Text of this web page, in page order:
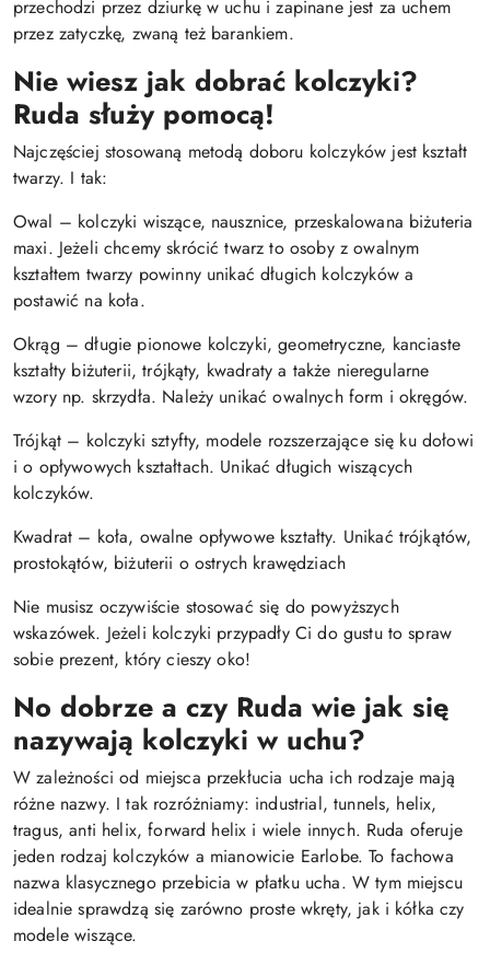
przechodzi przez dziurkę w uchu i zapinane jest za uchem
przez zatyczkę, zwaną też barankiem.
Nie wiesz jak dobrać kolczyki?
Ruda służy pomocą!
Najczęściej stosowaną metodą doboru kolczyków jest kształt
twarzy. I tak:
Owal – kolczyki wiszące, nausznice, przeskalowana biżuteria
maxi. Jeżeli chcemy skrócić twarz to osoby z owalnym
kształtem twarzy powinny unikać długich kolczyków a
postawić na koła.
Okrąg – długie pionowe kolczyki, geometryczne, kanciaste
kształty biżuterii, trójkąty, kwadraty a także nieregularne
wzory np. skrzydła. Należy unikać owalnych form i okręgów.
Trójkąt – kolczyki sztyfty, modele rozszerzające się ku dołowi
i o opływowych kształtach. Unikać długich wiszących
kolczyków.
Kwadrat – koła, owalne opływowe kształty. Unikać trójkątów,
prostokątów, biżuterii o ostrych krawędziach
Nie musisz oczywiście stosować się do powyższych
wskazówek. Jeżeli kolczyki przypadły Ci do gustu to spraw
sobie prezent, który cieszy oko!
No dobrze a czy Ruda wie jak się
nazywają kolczyki w uchu?
W zależności od miejsca przekłucia ucha ich rodzaje mają
różne nazwy. I tak rozróżniamy: industrial, tunnels, helix,
tragus, anti helix, forward helix i wiele innych. Ruda oferuje
jeden rodzaj kolczyków a mianowicie Earlobe. To fachowa
nazwa klasycznego przebicia w płatku ucha. W tym miejscu
idealnie sprawdzą się zarówno proste wkręty, jak i kółka czy
modele wiszące.